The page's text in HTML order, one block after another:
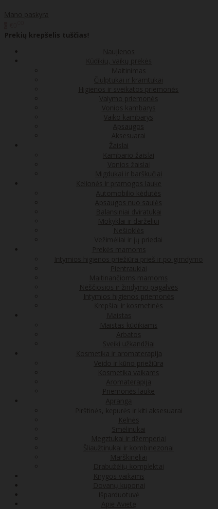
Mano paskyra
Prekių krepšelis tuščias!
Naujienos
Kūdikių, vaikų prekės
Maitinimas
Čiulptukai ir kramtukai
Higienos ir sveikatos priemonės
Valymo priemonės
Vonios kambarys
Vaiko kambarys
Apsaugos
Aksesuarai
Žaislai
Kambario žaislai
Vonios žaislai
Migdukai ir barškučiai
Kelionės ir pramogos lauke
Automobilio kėdutės
Apsaugos nuo saulės
Balansiniai dviratukai
Mokyklai ir darželiui
Nešioklės
Vežimėliai ir jų priedai
Prekės mamoms
Intymios higienos priežiūra prieš ir po gimdymo
Pientraukiai
Maitinančioms mamoms
Nėščiosios ir žindymo pagalvės
Intymios higienos priemonės
Krepšiai ir kosmetinės
Maistas
Maistas kūdikiams
Arbatos
Sveiki užkandžiai
Kosmetika ir aromaterapija
Veido ir kūno priežiūra
Kosmetika vaikams
Aromaterapija
Priemonės lauke
Apranga
Pirštinės, kepurės ir kiti aksesuarai
Kelnės
Smėlinukai
Megztukai ir džemperiai
Šliaužtinukai ir kombinezonai
Marškinėliai
Drabužėlių komplektai
Knygos vaikams
Dovanų kuponai
Išparduotuvė
Apie Avietę